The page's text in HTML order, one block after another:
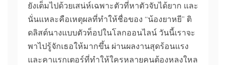
ยังเต็มไปด้วยเสน่ห์เฉพาะตัวที่หาตัวจับได้ยาก และ
นั่นแหละคือเหตุผลที่ทำให้ชื่อของ “น้องยาหยี” ติ
ดลิสต์นางแบบตัวท็อปในโลกออนไลน์ วันนี้เราจะ
พาไปรู้จักเธอให้มากขึ้น ผ่านผลงานสุดร้อนแรง
และคาแรกเตอร์ที่ทำให้ใครหลายคนต้องหลงใหล